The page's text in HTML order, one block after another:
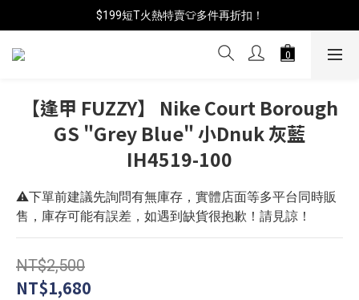
📦年中破盤出清(買鞋送襪)
$199短T火熱特賣👕多件再折扣！
📦年中破盤出清(買鞋送襪)
【逢甲 FUZZY】 Nike Court Borough
GS "Grey Blue" 小Dnuk 灰藍
IH4519-100
⚠️下單前建議先詢問有無庫存，實體店面等多平台同時販
售，庫存可能有誤差，如遇到缺貨很抱歉！請見諒！
NT$2,500
NT$1,680